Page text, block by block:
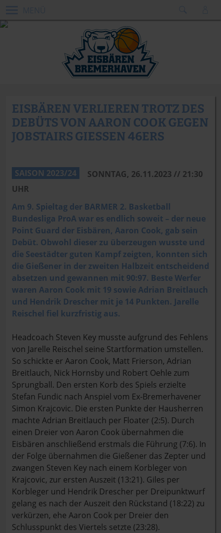
EISBÄREN VERLIEREN TROTZ DES
DEBÜTS VON AARON COOK GEGEN
JOBSTAIRS GIESSEN 46ERS
SAISON 2023/24
SONNTAG, 26.11.2023 // 21:30
UHR
Am 9. Spieltag der BARMER 2. Basketball
Bundesliga ProA war es endlich soweit – der neue
Point Guard der Eisbären, Aaron Cook, gab sein
Debüt. Obwohl dieser zu überzeugen wusste und
die Seestädter guten Kampf zeigten, konnten sich
die Gießener in der zweiten Halbzeit entscheidend
absetzen und gewannen mit 90:97. Beste Werfer
waren Aaron Cook mit 19 sowie Adrian Breitlauch
und Hendrik Drescher mit je 14 Punkten. Jarelle
Reischel fiel kurzfristig aus.
Headcoach Steven Key musste aufgrund des Fehlens
von Jarelle Reischel seine Startformation umstellen.
So schickte er Aaron Cook, Matt Frierson, Adrian
Breitlauch, Nick Hornsby und Robert Oehle zum
Sprungball. Den ersten Korb des Spiels erzielte
Stefan Fundic nach Anspiel vom Ex-Bremerhavener
Simon Krajcovic. Die ersten Punkte der Hausherren
machte Adrian Breitlauch per Floater (2:5). Durch
einen Dreier von Aaron Cook übernahmen die
Eisbären anschließend erstmals die Führung (7:6). In
der Folge übernahmen die Gießener das Zepter und
zwangen Steven Key nach einem Korbleger von
Krajcovic, zur ersten Auszeit (13:21). Giles per
Korbleger und Hendrik Drescher per Dreipunktwurf
gelang es nach der Auszeit den Rückstand (18:22) zu
verkürzen, ehe Aaron Cook per Dreier den
Schlusspunkt des Viertels setzte (23:28).